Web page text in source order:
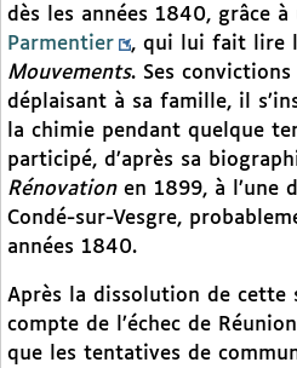
dès les années 1840, grâce
Parmentier
, qui lui fait lire
Mouvements. Ses
déplaisant à sa famille, il
la chimie pendant quelque
participé, d’après sa
Rénovationen 1899, à l’une
Condé-sur-Vesgre,
années 1840.
Après la dissolution de cette
compte de l’échec de
que les tentatives de